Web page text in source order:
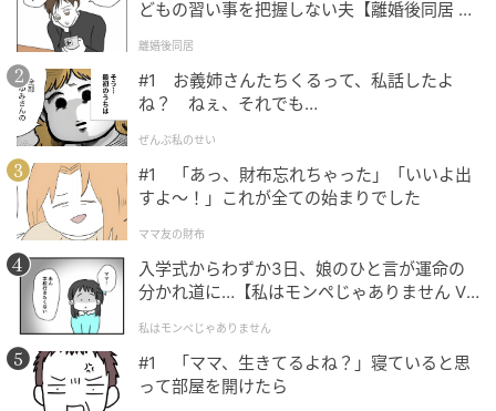
ありがとうございます。
（記事提供＝OSEN）
次の記事
地上波デビュー目前に30歳で急逝…韓国女性
コメディアン、突然の悲報から3年
の記事をもっとみる
どもの習い事を把握しない夫【離婚後同居 Vo
離婚後同居
#1 お義姉さんたちくるって、私話したよ
ね？ ねぇ、それでも…
ぜんぶ私のせい
#1 「あっ、財布忘れちゃった」「いいよ出
すよ〜！」これが全ての始まりでした
ママ友の財布
入学式からわずか3日、娘のひと言が運命の
分かれ道に…【私はモンペじゃありません Vo
私はモンペじゃありません
#1 「ママ、生きてるよね？」寝ていると思
って部屋を開けたら